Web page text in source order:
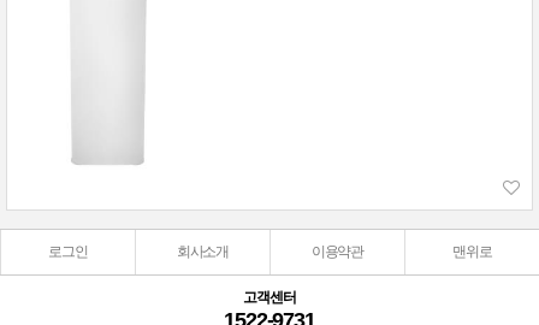
로그인 회사소개 이용약관 맨위로
고객센터
1522-9731